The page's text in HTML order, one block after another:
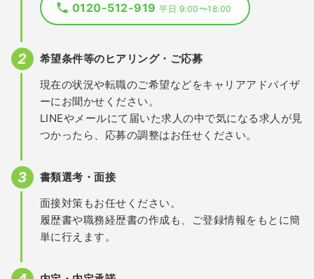
0120-512-919平日 9:00〜18:00
希望条件等のヒアリング・ご応募
現在の状況や転職のご希望などをキャリアアドバイザ
ーにお聞かせください。
LINEやメールにて届いた求人の中で気になる求人が見
つかったら、応募の調整はお任せください。
書類選考・面接
面接対策もお任せください。
履歴書や職務経歴書の作成も、ご登録情報をもとに簡
単に行えます。